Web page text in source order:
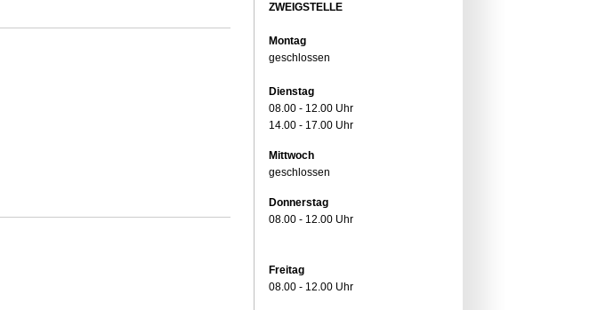
ZWEIGSTELLE
Montag
geschlossen
Dienstag
08.00 - 12.00 Uhr
14.00 - 17.00 Uhr
Mittwoch
geschlossen
Donnerstag
08.00 - 12.00 Uhr
Freitag
08.00 - 12.00 Uhr